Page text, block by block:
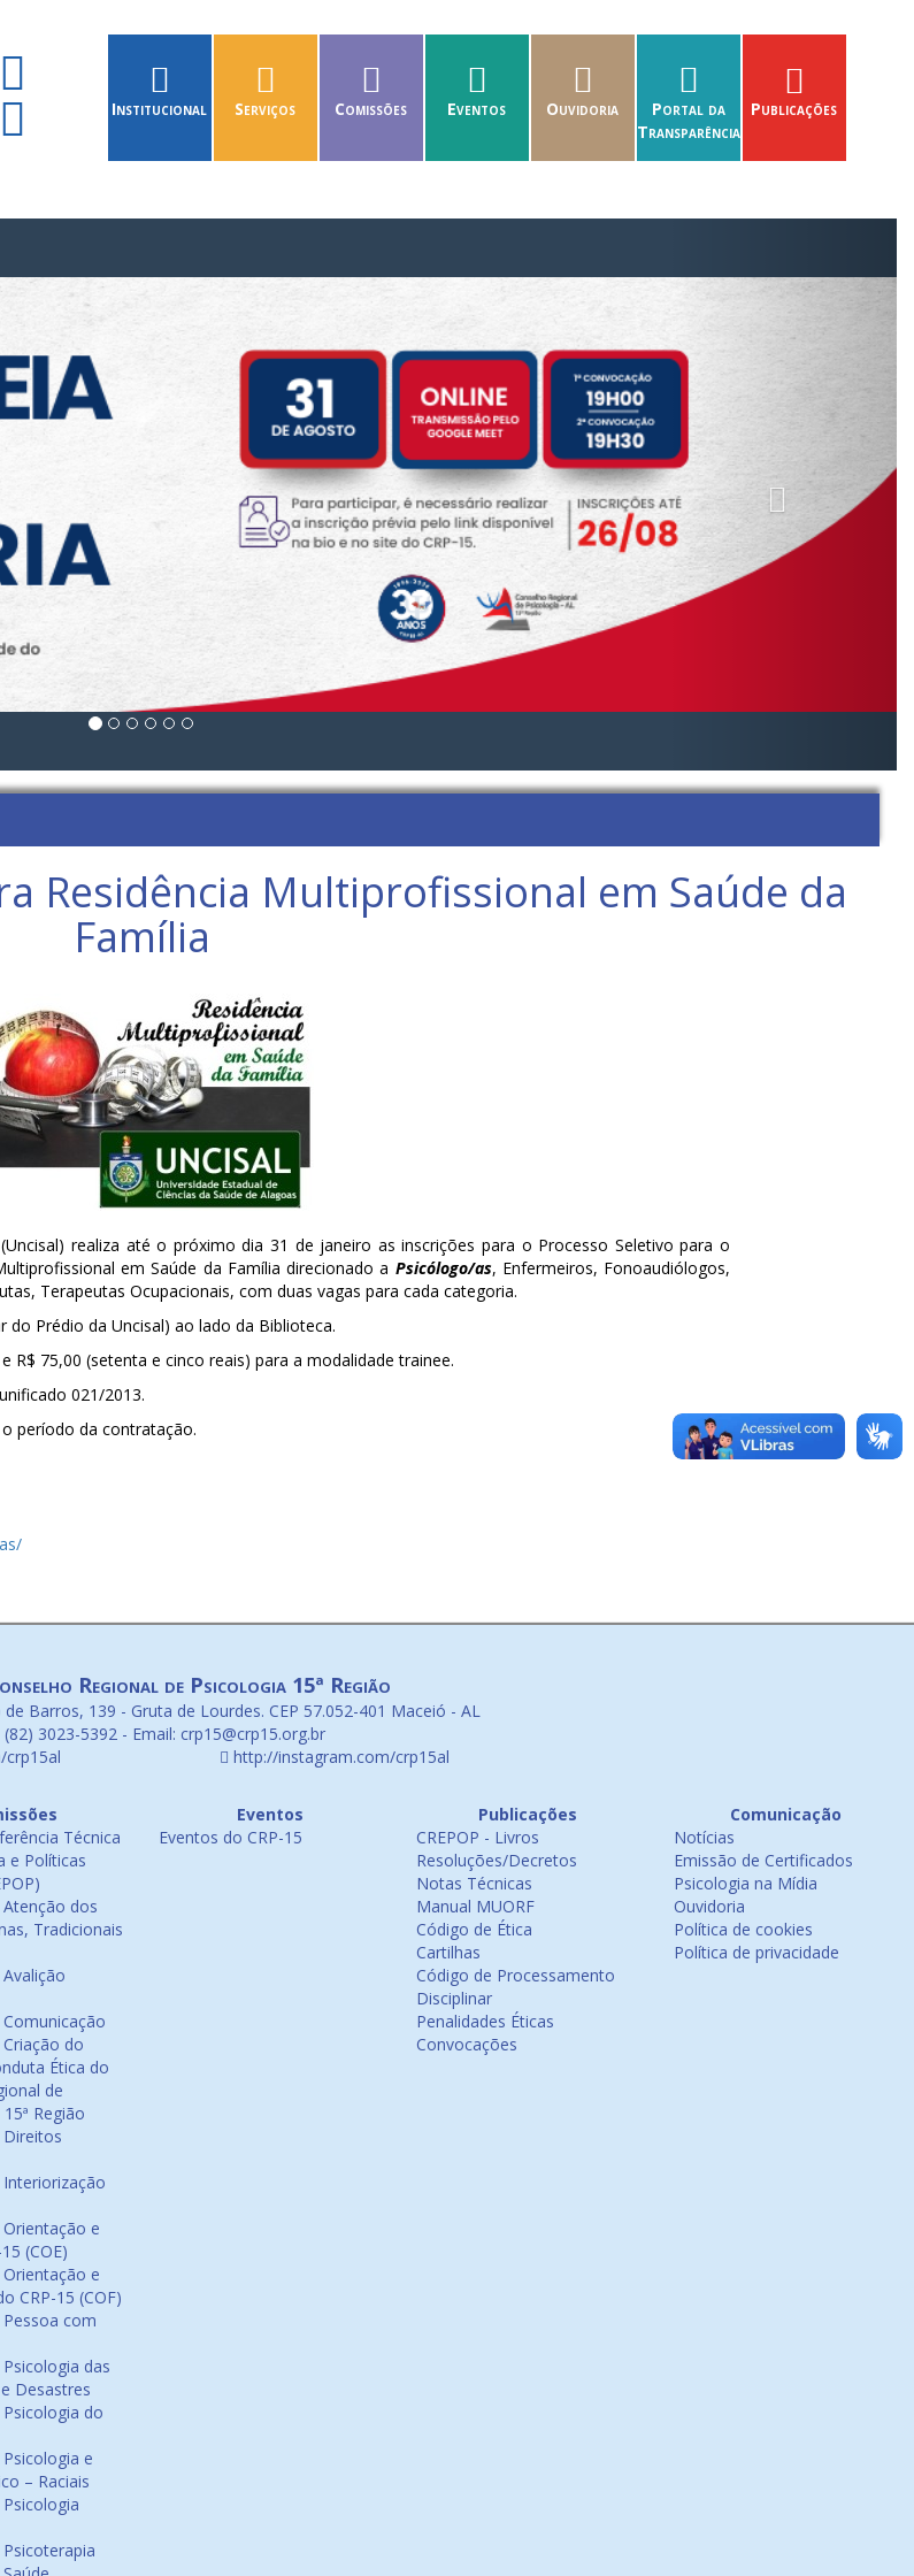
Institucional Serviços Comissões Eventos Ouvidoria
Portal da
Transparência
Publicações
Residência Multiprofissional em Saúde da
Família
realiza até o próximo dia 31 de janeiro as inscrições para o Processo Seletivo para o
em Saúde da Família direcionado a Psicólogo/as, Enfermeiros, Fonoaudiólogos,
Terapeutas Ocupacionais, com duas vagas para cada categoria.
do Prédio da Uncisal) ao lado da Biblioteca.
R$ 75,00 (setenta e cinco reais) para a modalidade trainee.
021/2013.
período da contratação.
Regional de Psicologia 15ª Região
Barros, 139 - Gruta de Lourdes. CEP 57.052-401 Maceió - AL
(82) 3023-5392 - Email: crp15@crp15.org.br
http://instagram.com/crp15al
Técnica
e Políticas
dos
Tradicionais
do
Ética do
de
Região
e
(COE)
e
CRP-15 (COF)
com
das
Desastres
do
e
– Raciais
Eventos
Eventos do CRP-15
Publicações
CREPOP - Livros
Resoluções/Decretos
Notas Técnicas
Manual MUORF
Código de Ética
Cartilhas
Código de Processamento
Disciplinar
Penalidades Éticas
Convocações
Comunicação
Notícias
Emissão de Certificados
Psicologia na Mídia
Ouvidoria
Política de cookies
Política de privacidade